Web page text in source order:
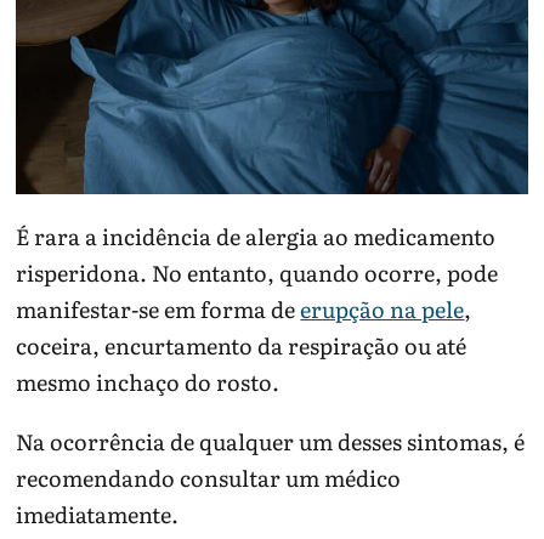
É rara a incidência de alergia ao medicamento
risperidona. No entanto, quando ocorre, pode
manifestar-se em forma deerupção na pele,
coceira, encurtamento da respiração ou até
mesmo inchaço do rosto.
Na ocorrência de qualquer um desses sintomas, é
recomendando consultar um médico
imediatamente.